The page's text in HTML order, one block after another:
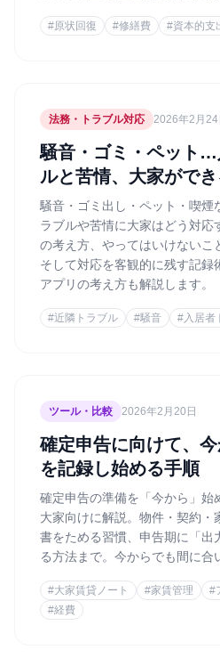
#原状回復 #修繕費 #資本的支
法務・トラブル対応 2026年2月24
騒音・ゴミ・ペット
ルと苦情、大家がで
騒音・ゴミ出し・ペット・喫煙
ラブルや苦情に大家はどう対応
の考え方、やってはいけないこ
そして対応を客観的に残す記録
アプリの考え方も解説します。
#近隣トラブル #騒音 #入居者
ツール・比較 2026年2月20日
確定申告に向けて、
を記録し始める手順
確定申告の準備を「今から」始
大家向けに解説。物件・契約・
書をためる習慣、申告期に「出
る方法まで。今からでも間に合
#大家賃貸ノート #家賃管理 #
#経費